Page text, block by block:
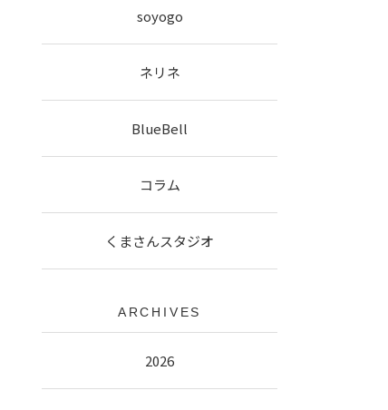
soyogo
ネリネ
BlueBell
コラム
くまさんスタジオ
ARCHIVES
2026